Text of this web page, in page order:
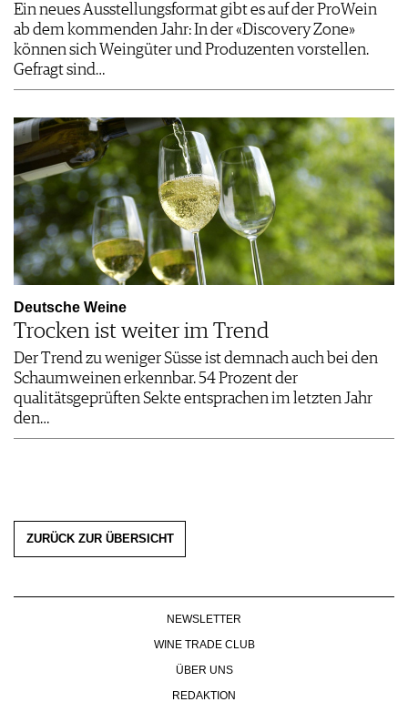
Ein neues Ausstellungsformat gibt es auf der ProWein
ab dem kommenden Jahr: In der «Discovery Zone»
können sich Weingüter und Produzenten vorstellen.
Gefragt sind…
Deutsche Weine
Trocken ist weiter im Trend
Der Trend zu weniger Süsse ist demnach auch bei den
Schaumweinen erkennbar. 54 Prozent der
qualitätsgeprüften Sekte entsprachen im letzten Jahr
den…
ZURÜCK ZUR ÜBERSICHT
NEWSLETTER
WINE TRADE CLUB
ÜBER UNS
REDAKTION